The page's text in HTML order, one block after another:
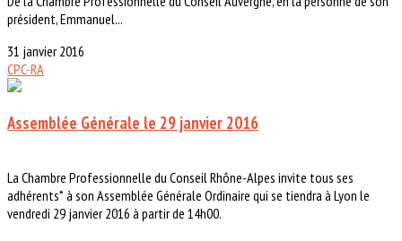
président, Emmanuel...
31 janvier 2016
CPC-RA
Assemblée Générale le 29 janvier 2016
La Chambre Professionnelle du Conseil Rhône-Alpes invite tous ses
adhérents* à son Assemblée Générale Ordinaire qui se tiendra à Lyon le
vendredi 29 janvier 2016 à partir de 14h00.